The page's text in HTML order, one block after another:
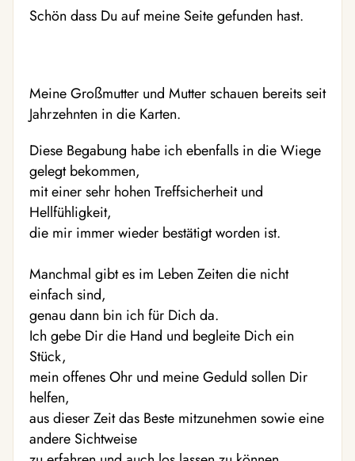
Schön dass Du auf meine Seite gefunden hast.
Meine Großmutter und Mutter schauen bereits seit
Jahrzehnten in die Karten.
Diese Begabung habe ich ebenfalls in die Wiege
gelegt bekommen,
mit einer sehr hohen Treffsicherheit und
Hellfühligkeit,
die mir immer wieder bestätigt worden ist.
Manchmal gibt es im Leben Zeiten die nicht
einfach sind,
genau dann bin ich für Dich da.
Ich gebe Dir die Hand und begleite Dich ein
Stück,
mein offenes Ohr und meine Geduld sollen Dir
helfen,
aus dieser Zeit das Beste mitzunehmen sowie eine
andere Sichtweise